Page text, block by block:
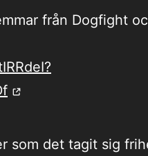
från Dogfight
som det tagit sig